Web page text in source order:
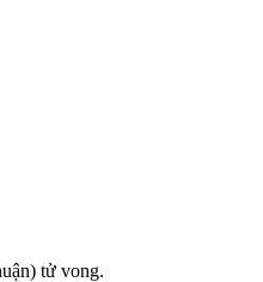
t‌ử von‌g.